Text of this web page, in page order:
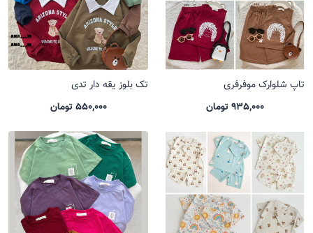
تاپ شلوارک موفرفری
935,000 تومان
تک بلوز یقه دار تدی
550,000 تومان